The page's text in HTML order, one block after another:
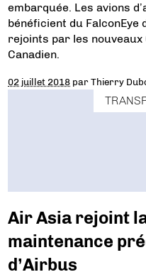
embarquée. Les avions
bénéficient du
rejoints par les
Canadien.
02 juillet 2018 parThierry
Air Asia rejoint
maintenance
d’Airbus